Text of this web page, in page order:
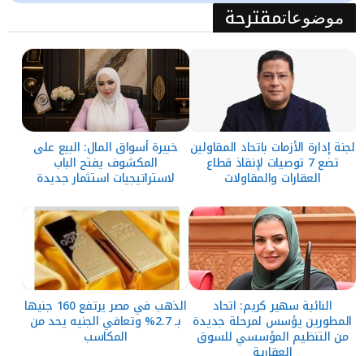
موضوعاتمقترحة
لجنة إدارة الأزمات باتحاد المقاولين
تضع 7 توصيات لإنقاذ قطاع
العقارات والمقاولات
خبيرة أسواق المال: البيع على
المكشوف يفتح الباب
لاستراتيجيات استثمار جديدة
النائبة سهير كريم: اتحاد
المطورين يؤسس لمرحلة جديدة
من التنظيم المؤسسي للسوق
الذهب في مصر يرتفع 160 جنيها
بـ 2.7% وتعافي الجنيه يحد من
المكاسب